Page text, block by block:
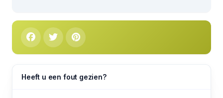
Heeft u een fout gezien?